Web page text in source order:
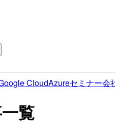
CloudAzureセミナー会
覧